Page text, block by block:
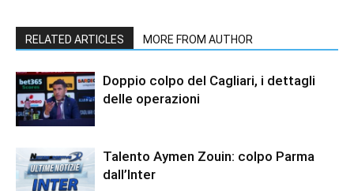
RELATED ARTICLES MORE FROM AUTHOR
Doppio colpo del Cagliari, i dettagli
delle operazioni
Talento Aymen Zouin: colpo Parma
dall’Inter